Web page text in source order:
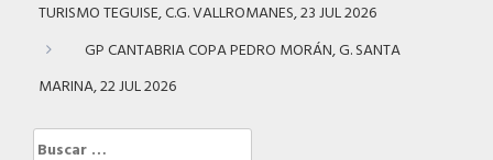
TURISMO TEGUISE, C.G. VALLROMANES, 23 JUL 2026
GP CANTABRIA COPA PEDRO MORÁN, G. SANTA
MARINA, 22 JUL 2026
Buscar: